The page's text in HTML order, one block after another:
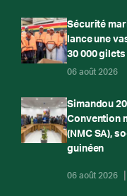
Sécurité
lance une
30 000
06 août 2026
Simandou
Convention
(NMC SA),
guinéen
06 août 2026